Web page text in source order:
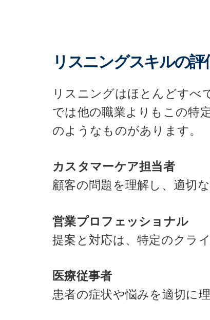
リスニングスキルの
リスニングはほとんどすべ
では他の職業よりもこの特
のようなものがあります。
カスタマーケア担当者
顧客の問題を理解し、適切
営業プロフェッショナル
提案と対応は、特定のクラ
医療従事者
患者の症状や悩みを適切に